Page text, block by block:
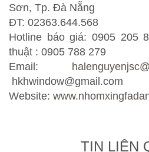
Sơn, Tp. Đà Nẵng
ĐT: 02363.644.568
Hotline báo giá: 0905 205
thuật : 0905 788 279
Email:
hkhwindow@gmail.com
Website:
TIN LIÊN